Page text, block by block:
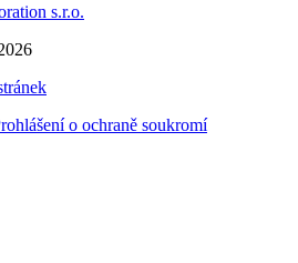
s.r.o.
o ochraně soukromí